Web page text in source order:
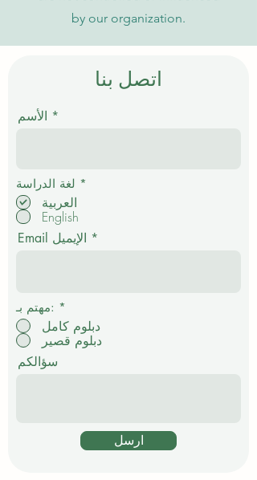
by our organization.
اتصل بنا
الأسم
لغة الدراسة *
م
العربية
English
Email الإيميل
مهتم بـ: *
دبلوم كامل
دبلوم قصير
سؤالكم
ارسل